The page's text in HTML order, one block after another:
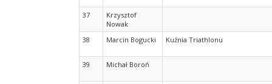
37
Krzysztof
Nowak
38
Marcin Bogucki Kuźnia Triathlonu
39 Michał Boroń